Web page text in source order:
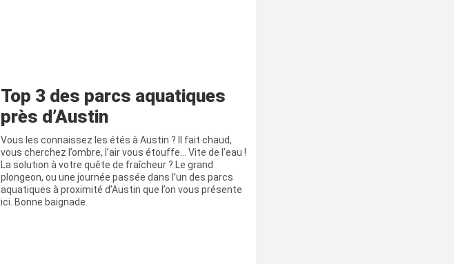
Top 3 des parcs aquatiques
près d’Austin
Vous les connaissez les étés à Austin ? Il fait chaud,
vous cherchez l’ombre, l’air vous étouffe… Vite de l’eau !
La solution à votre quête de fraîcheur ? Le grand
plongeon, ou une journée passée dans l’un des parcs
aquatiques à proximité d’Austin que l’on vous présente
ici. Bonne baignade.